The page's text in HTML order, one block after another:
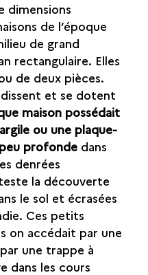
dimensions
de l’époque
de grand
rectangulaire. Elles
de deux pièces.
et se dotent
maison possédait
ou une plaque-
profondedans
denrées
la découverte
le sol et écrasées
Ces petits
on accédait par une
une trappe à
dans les cours